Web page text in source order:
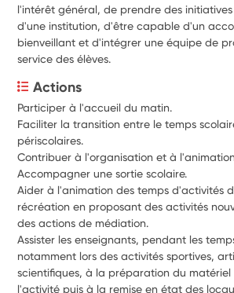
l'intérêt général, de prendre des
d'une institution, d'être capable d'un
bienveillant et d'intégrer une équipe de
service des élèves.
Actions
Participer à l'accueil du matin.
Faciliter la transition entre le temps
périscolaires.
Contribuer à l'organisation et à
Accompagner une sortie scolaire.
Aider à l'animation des temps d'activités
récréation en proposant des activités
des actions de médiation.
Assister les enseignants, pendant les
notamment lors des activités sportives,
scientifiques, à la préparation du matériel
l'activité puis à la remise en état des